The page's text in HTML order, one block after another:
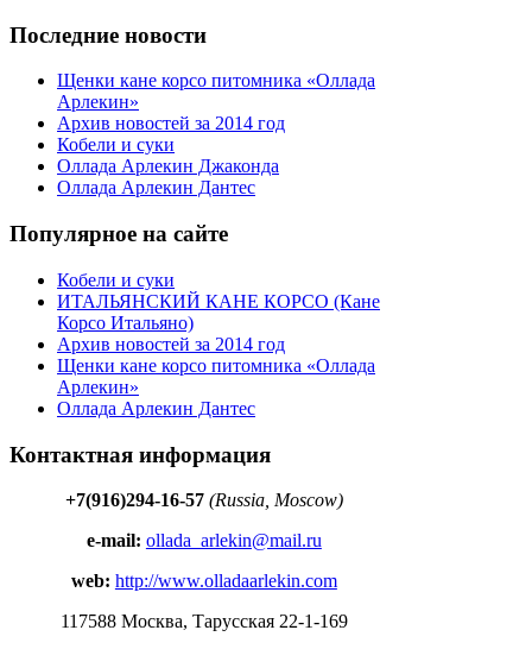
Последние новости
Щенки кане корсо питомника «Оллада
Арлекин»
Архив новостей за 2014 год
Кобели и суки
Оллада Арлекин Джаконда
Оллада Арлекин Дантес
Популярное на сайте
Кобели и суки
ИТАЛЬЯНСКИЙ КАНЕ КОРСО (Кане
Корсо Итальяно)
Архив новостей за 2014 год
Щенки кане корсо питомника «Оллада
Арлекин»
Оллада Арлекин Дантес
Контактная информация
+7(916)294-16-57 (Russia, Moscow)
e-mail: ollada_arlekin@mail.ru
web: http://www.olladaarlekin.com
117588 Москва, Тарусская 22-1-169